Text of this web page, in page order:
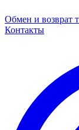
Обмен и возврат
Контакты